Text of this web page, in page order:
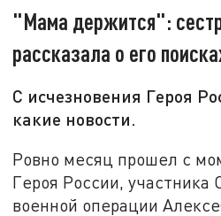
"Мама держится":
рассказала о его
С исчезновения Героя
какие новости.
Ровно месяц прошел с
Героя России, участника
военной операции